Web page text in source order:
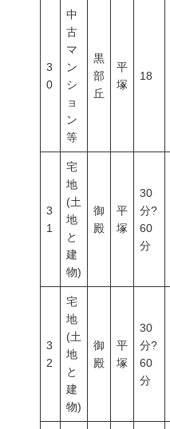
3
0
中
古
マ
ン
シ
ョ
ン
等
黒
部
丘
平
塚
18
3
1
宅
地
(土
地
と
建
物)
御
殿
平
塚
30
分?
60
分
3
2
宅
地
(土
地
と
建
物)
御
殿
平
塚
30
分?
60
分